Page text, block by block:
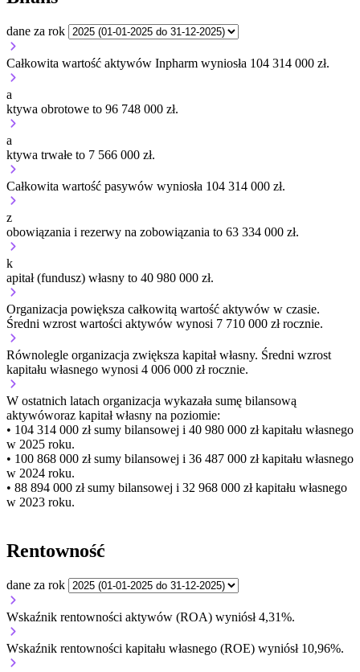
dane za rok
Całkowita wartość aktywów Inpharm wyniosła 104 314 000 zł.
a
ktywa obrotowe to 96 748 000 zł.
a
ktywa trwałe to 7 566 000 zł.
Całkowita wartość pasywów wyniosła 104 314 000 zł.
z
obowiązania i rezerwy na zobowiązania to 63 334 000 zł.
k
apitał (fundusz) własny to 40 980 000 zł.
Organizacja powiększa całkowitą wartość aktywów w czasie.
Średni wzrost wartości aktywów wynosi 7 710 000 zł rocznie.
Równolegle organizacja zwiększa kapitał własny. Średni wzrost
kapitału własnego wynosi 4 006 000 zł rocznie.
W ostatnich latach organizacja wykazała sumę bilansową
aktywóworaz kapitał własny na poziomie:
• 104 314 000 złsumy bilansowej i 40 980 000 zł kapitału własnego
w 2025 roku.
• 100 868 000 złsumy bilansowej i 36 487 000 zł kapitału własnego
w 2024 roku.
• 88 894 000 złsumy bilansowej i 32 968 000 zł kapitału własnego
w 2023 roku.
Rentowność
dane za rok
Wskaźnik rentowności aktywów (ROA) wyniósł 4,31%.
Wskaźnik rentowności kapitału własnego (ROE) wyniósł 10,96%.